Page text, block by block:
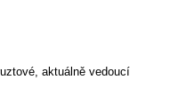
aktuálně vedoucí